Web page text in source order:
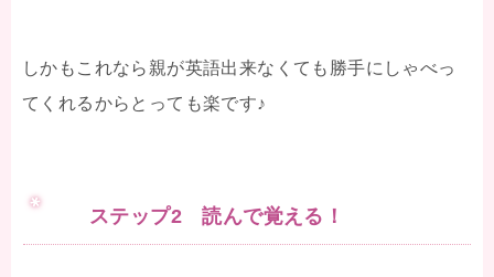
しかもこれなら親が英語出来なくても勝手にしゃべっ
てくれるからとっても楽です♪
ステップ2 読んで覚える！